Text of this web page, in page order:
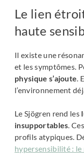
Le lien
haute
Il existe une
et les symptômes.
physique s’ajoute.
l’environnement
Le Sjögren rend les
insupportables.
profils atypiques.
hypersensibilité :